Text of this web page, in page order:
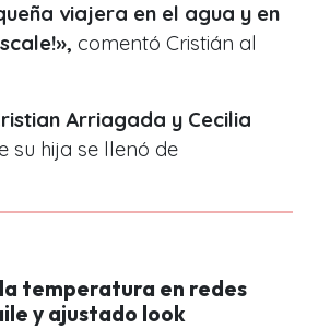
viajera en el agua y en
comentó Cristián al
Arriagada y Cecilia
su hija se llenó de
temperatura en redes
y ajustado look